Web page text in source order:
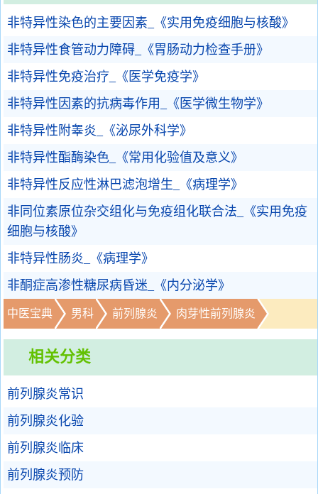
非特异性染色的主要因素_《实用免疫细胞与核酸》
非特异性食管动力障碍_《胃肠动力检查手册》
非特异性免疫治疗_《医学免疫学》
非特异性因素的抗病毒作用_《医学微生物学》
非特异性附睾炎_《泌尿外科学》
非特异性酯酶染色_《常用化验值及意义》
非特异性反应性淋巴滤泡增生_《病理学》
非同位素原位杂交组化与免疫组化联合法_《实用免疫
细胞与核酸》
非特异性肠炎_《病理学》
非酮症高渗性糖尿病昏迷_《内分泌学》
中医宝典 男科 前列腺炎 肉芽性前列腺炎
相关分类
前列腺炎常识
前列腺炎化验
前列腺炎临床
前列腺炎预防